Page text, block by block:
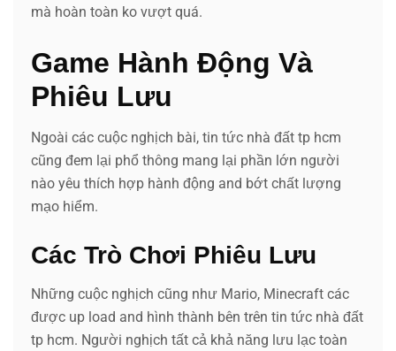
mà hoàn toàn ko vượt quá.
Game Hành Động Và
Phiêu Lưu
Ngoài các cuộc nghịch bài, tin tức nhà đất tp hcm
cũng đem lại phổ thông mang lại phần lớn người
nào yêu thích hợp hành động and bớt chất lượng
mạo hiểm.
Các Trò Chơi Phiêu Lưu
Những cuộc nghịch cũng như Mario, Minecraft các
được up load and hình thành bên trên tin tức nhà đất
tp hcm. Người nghịch tất cả khả năng lưu lạc toàn